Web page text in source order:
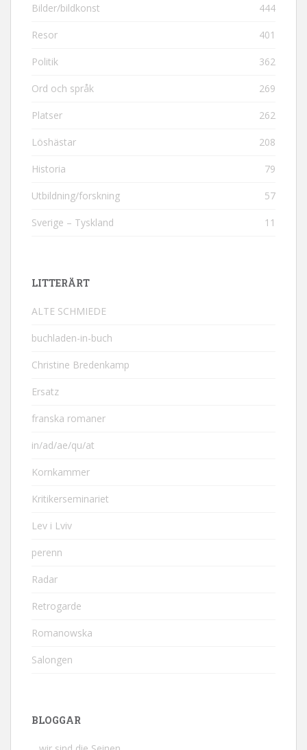
Bilder/bildkonst 444
Resor 401
Politik 362
Ord och språk 269
Platser 262
Löshästar 208
Historia 79
Utbildning/forskning 57
Sverige – Tyskland 11
LITTERÄRT
ALTE SCHMIEDE
buchladen-in-buch
Christine Bredenkamp
Ersatz
franska romaner
in/ad/ae/qu/at
Kornkammer
Kritikerseminariet
Lev i Lviv
perenn
Radar
Retrogarde
Romanowska
Salongen
BLOGGAR